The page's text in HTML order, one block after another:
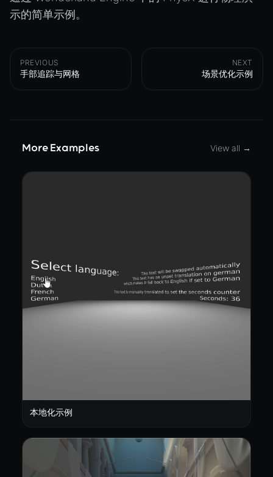
示的简单示例。
PREVIOUS
手部追踪与网格
NEXT
场景优化示例
More Examples View all →
本地化示例